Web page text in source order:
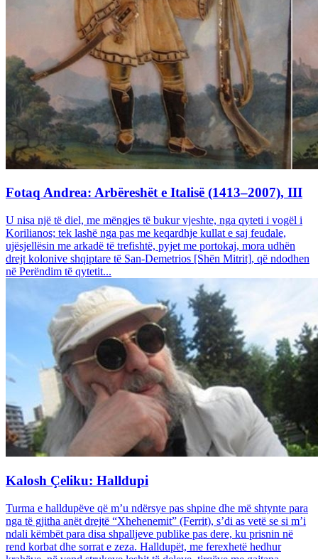
Fotaq Andrea: Arbëreshët e Italisë (1413–2007), III
U nisa një të diel, me mëngjes të bukur vjeshte, nga qyteti i vogël i
Korilianos; tek lashë nga pas me keqardhje kullat e saj feudale,
ujësjellësin me arkadë të trefishtë, pyjet me portokaj, mora udhën
drejt kolonive shqiptare të San-Demetrios [Shën Mitrit], që ndodhen
në Perëndim të qytetit...
Kalosh Çeliku: Halldupi
Turma e halldupëve që m’u ndërsye pas shpine dhe më shtynte para
nga të gjitha anët drejtë “Xhehenemit” (Ferrit), s’di as vetë se si m’i
ndali këmbët para disa shpalljeve publike pas dere, ku prisnin në
rend korbat dhe sorrat e zeza. Halldupët, me ferexhetë hedhur